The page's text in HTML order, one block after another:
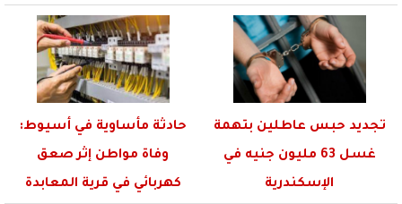
تجديد حبس عاطلين بتهمة
غسل 63 مليون جنيه في
الإسكندرية
حادثة مأساوية في أسيوط:
وفاة مواطن إثر صعق
كهربائي في قرية المعابدة